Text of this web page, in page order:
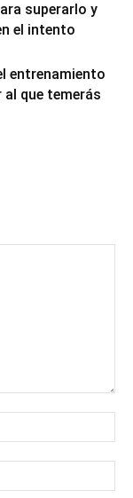
superarlo y
el intento
entrenamiento
al que temerás